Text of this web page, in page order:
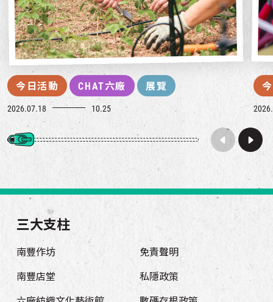
今日活動 CHAT六廠 展覽
2026.07.18 10.25
三大支柱
南豐作坊
南豐店堂
免責聲明
私隱政策